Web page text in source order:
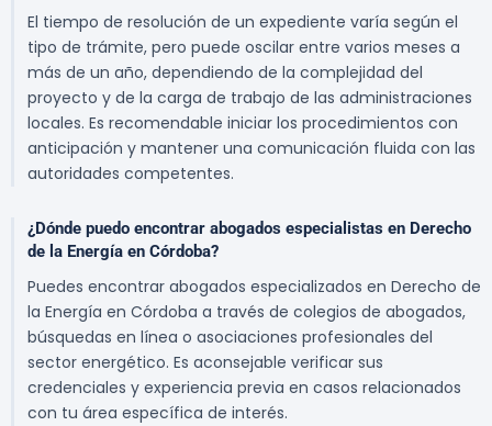
El tiempo de resolución de un expediente varía según el
tipo de trámite, pero puede oscilar entre varios meses a
más de un año, dependiendo de la complejidad del
proyecto y de la carga de trabajo de las administraciones
locales. Es recomendable iniciar los procedimientos con
anticipación y mantener una comunicación fluida con las
autoridades competentes.
¿Dónde puedo encontrar abogados especialistas en Derecho
de la Energía en Córdoba?
Puedes encontrar abogados especializados en Derecho de
la Energía en Córdoba a través de colegios de abogados,
búsquedas en línea o asociaciones profesionales del
sector energético. Es aconsejable verificar sus
credenciales y experiencia previa en casos relacionados
con tu área específica de interés.